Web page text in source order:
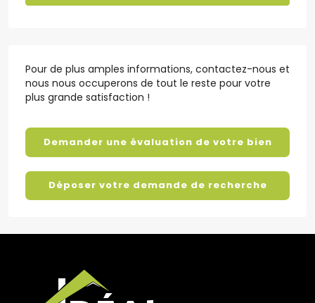
Pour de plus amples informations, contactez-nous et
nous nous occuperons de tout le reste pour votre
plus grande satisfaction !
Demander une évaluation de votre bien
Déposer votre demande de recherche